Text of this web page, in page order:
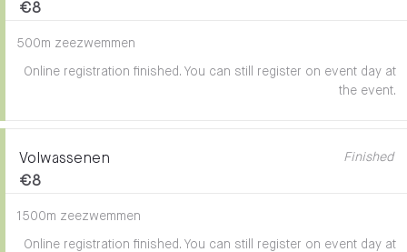
€8
500m zeezwemmen
Online registration finished. You can still register on event day at
the event.
Volwassenen
€8
Finished
1500m zeezwemmen
Online registration finished. You can still register on event day at